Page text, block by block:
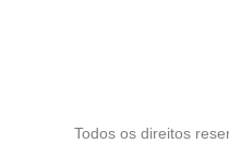
Todos os direitos